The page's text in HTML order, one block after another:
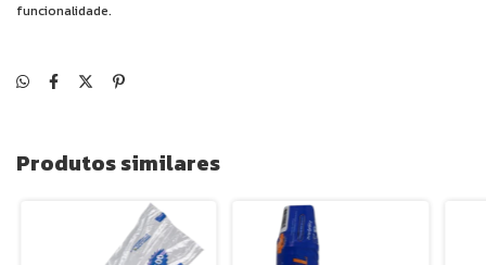
funcionalidade.
Produtos similares